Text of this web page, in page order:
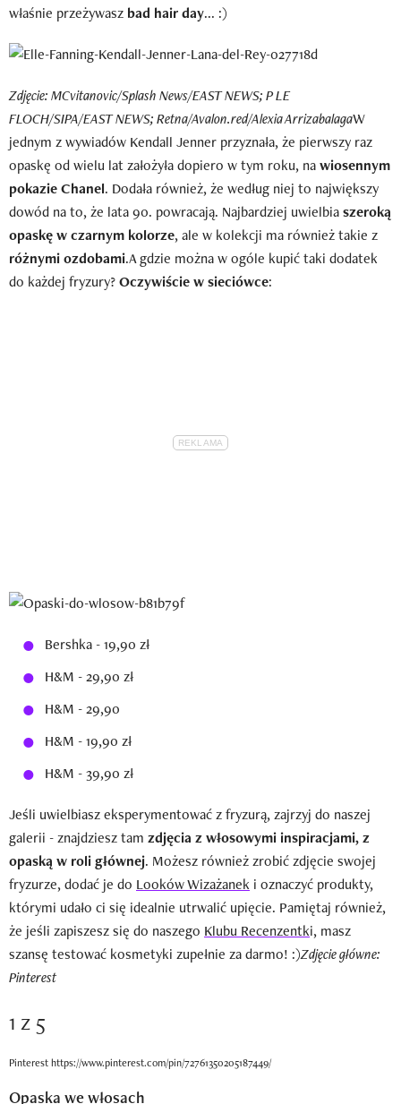
właśnie przeżywasz bad hair day... :)
Zdjęcie: MCvitanovic/Splash News/EAST NEWS; P LE
FLOCH/SIPA/EAST NEWS; Retna/Avalon.red/Alexia ArrizabalagaW
jednym z wywiadów Kendall Jenner przyznała, że pierwszy raz
opaskę od wielu lat założyła dopiero w tym roku, nawiosennym
pokazie Chanel. Dodała również, że według niej to największy
dowód na to, że lata 90. powracają. Najbardziej uwielbiaszeroką
opaskę w czarnym kolorze, ale w kolekcji ma również takie z
różnymi ozdobami.A gdzie można w ogóle kupić taki dodatek
do każdej fryzury?Oczywiście w sieciówce:
Bershka - 19,90 zł
H&M - 29,90 zł
H&M - 29,90
H&M - 19,90 zł
H&M - 39,90 zł
Jeśli uwielbiasz eksperymentować z fryzurą, zajrzyj do naszej
galerii - znajdziesz tam zdjęcia z włosowymi inspiracjami, z
opaską w roli głównej. Możesz również zrobić zdjęcie swojej
fryzurze, dodać je do Looków Wizażanek i oznaczyć produkty,
którymi udało ci się idealnie utrwalić upięcie. Pamiętaj również,
że jeśli zapiszesz się do naszego Klubu Recenzentki, masz
szansę testować kosmetyki zupełnie za darmo! :)Zdjęcie główne:
Pinterest
1 z 5
Pinterest https://www.pinterest.com/pin/72761350205187449/
Opaska we włosach